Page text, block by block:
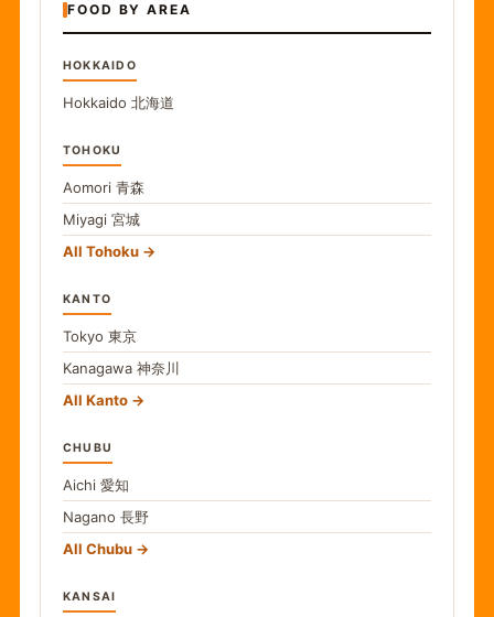
FOOD BY AREA
HOKKAIDO
Hokkaido 北海道
TOHOKU
Aomori 青森
Miyagi 宮城
All Tohoku
KANTO
Tokyo 東京
Kanagawa 神奈川
All Kanto
CHUBU
Aichi 愛知
Nagano 長野
All Chubu
KANSAI